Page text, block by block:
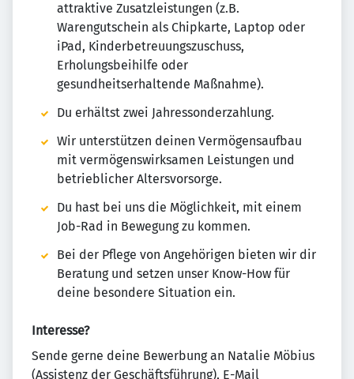
attraktive Zusatzleistungen (z.B.
Warengutschein als Chipkarte, Laptop oder
iPad, Kinderbetreuungszuschuss,
Erholungsbeihilfe oder
gesundheitserhaltende Maßnahme).
Du erhältst zwei Jahressonderzahlung.
Wir unterstützen deinen Vermögensaufbau
mit vermögenswirksamen Leistungen und
betrieblicher Altersvorsorge.
Du hast bei uns die Möglichkeit, mit einem
Job-Rad in Bewegung zu kommen.
Bei der Pflege von Angehörigen bieten wir dir
Beratung und setzen unser Know-How für
deine besondere Situation ein.
Interesse?
Sende gerne deine Bewerbung an Natalie Möbius
(Assistenz der Geschäftsführung), E-Mail